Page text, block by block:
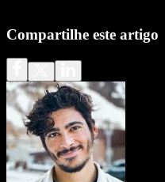
Compartilhe este artigo